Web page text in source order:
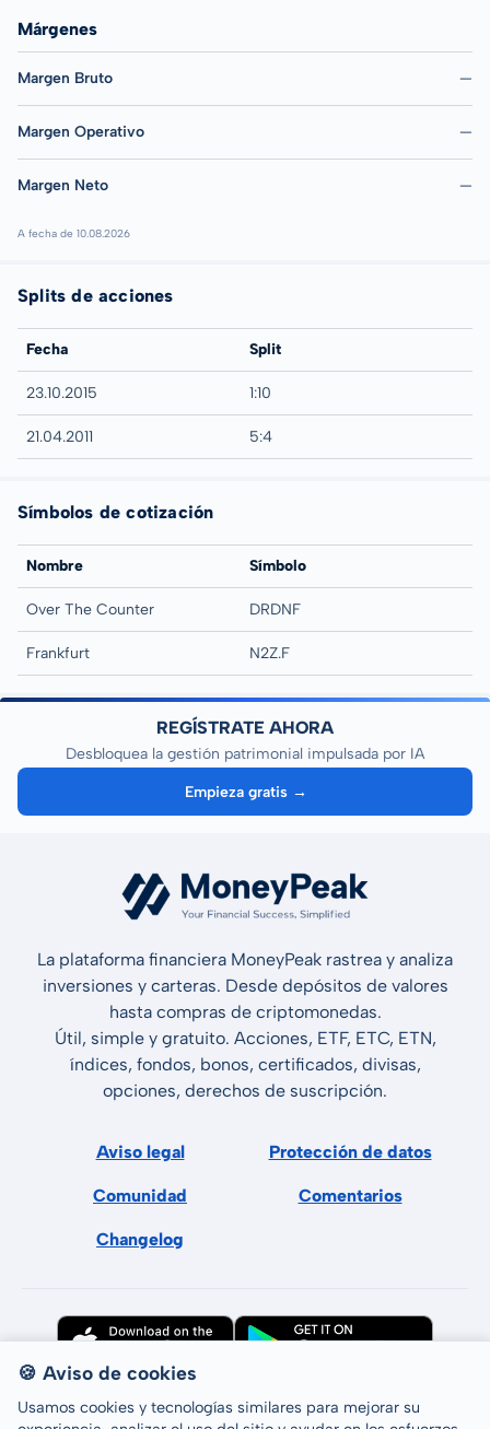
Márgenes
Margen Bruto —
Margen Operativo —
Margen Neto —
A fecha de 10.08.2026
Splits de acciones
Fecha Split
23.10.2015 1:10
21.04.2011 5:4
Símbolos de cotización
Nombre Símbolo
Over The Counter DRDNF
Frankfurt N2Z.F
REGÍSTRATE AHORA
Desbloquea la gestión patrimonial impulsada por IA
Empieza gratis →
La plataforma financiera MoneyPeak rastrea y analiza
inversiones y carteras. Desde depósitos de valores
hasta compras de criptomonedas.
Útil, simple y gratuito. Acciones, ETF, ETC, ETN,
índices, fondos, bonos, certificados, divisas,
opciones, derechos de suscripción.
Aviso legal Protección de datos
Comunidad Comentarios
Changelog
🍪 Aviso de cookies
Usamos cookies y tecnologías similares para mejorar su